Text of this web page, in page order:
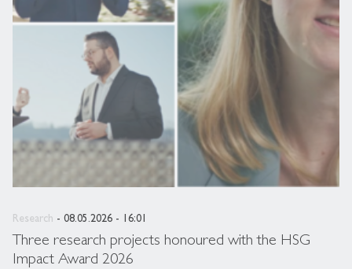
Research - 08.05.2026 - 16:01
Three research projects honoured with the HSG
Impact Award 2026